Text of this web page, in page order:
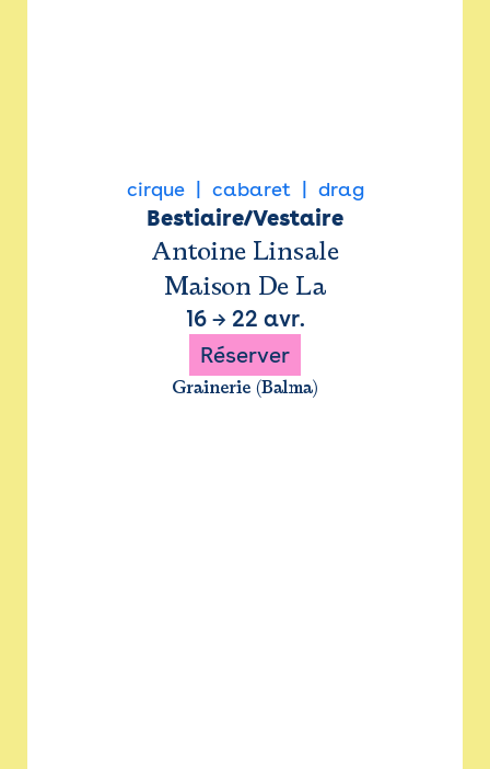
cirque cabaret drag
Bestiaire/Vestaire
Antoine Linsale
Maison De La
16→ 22 avr.
Réserver
Grainerie (Balma)